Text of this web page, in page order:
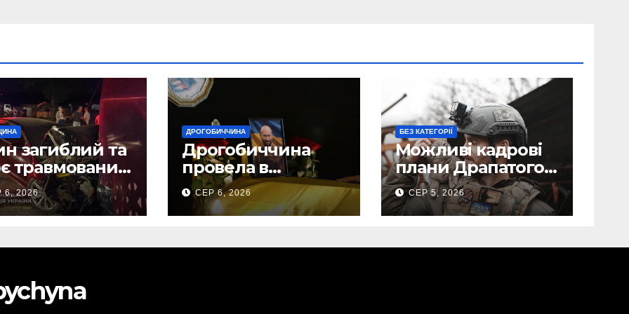
загиблий та
травмованих
ДТП на
6, 2026
ДРОГОБИЧЧИНА
Дрогобиччина
провела в
останню земну
дорогу свого
Захисника – Олега
СЕР 6, 2026
БЕЗ КАТЕГОРІЇ
Можливі кадрові
плани Драпатого:
Маркусу
пророкують
важливу посаду у
СЕР 5, 2026